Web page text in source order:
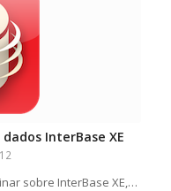
InterBase XE
sobre InterBase XE,…